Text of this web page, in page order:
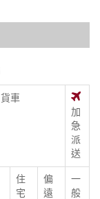
貨車
加
急
派
送
住
宅
偏
遠
一
般